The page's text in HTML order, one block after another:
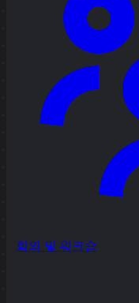
회의 및 워크숍